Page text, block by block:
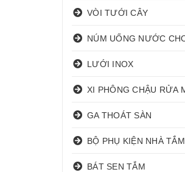
VÒI TƯỚI CÂY
LƯỚI INOX
GA THOÁT SÀN
BỘ PHỤ KIỆN NHÀ TẮM
BÁT SEN TẮM